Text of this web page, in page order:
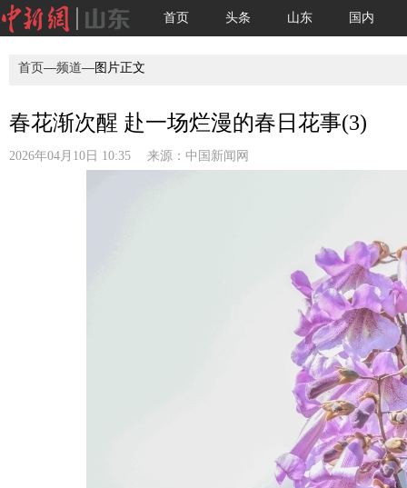
首页 头条 山东 国内
首页—频道—图片正文
春花渐次醒 赴一场烂漫的春日花事(3)
2026年04月10日 10:35 来源： 中国新闻网